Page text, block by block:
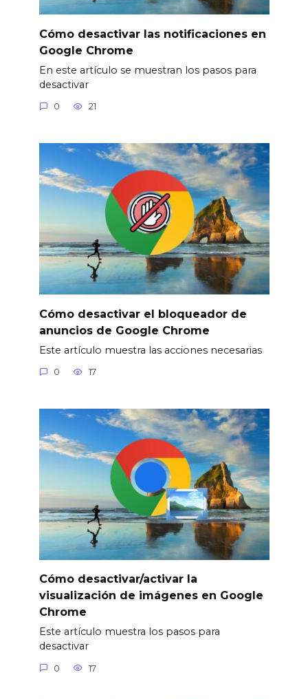
Cómo desactivar las notificaciones en
Google Chrome
En este artículo se muestran los pasos para
desactivar
0 21
Cómo desactivar el bloqueador de
anuncios de Google Chrome
Este artículo muestra las acciones necesarias
0 17
Cómo desactivar/activar la
visualización de imágenes en Google
Chrome
Este artículo muestra los pasos para
desactivar
0 17